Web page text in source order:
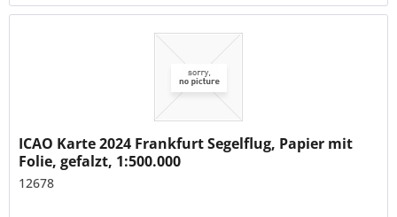
ICAO Karte 2024 Frankfurt Segelflug, Papier mit
Folie, gefalzt, 1:500.000
12678